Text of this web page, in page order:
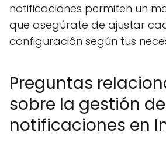
notificaciones permiten un
que asegúrate de ajustar
configuración según tus
Preguntas
sobre la gestión de
notificaciones en